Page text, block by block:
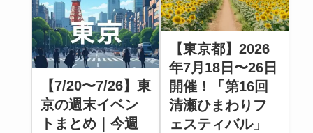
【7/20〜7/26】東
京の週末イベン
トまとめ｜今週
【東京都】2026
年7月18日〜26日
開催！「第16回
清瀬ひまわりフ
ェスティバル」